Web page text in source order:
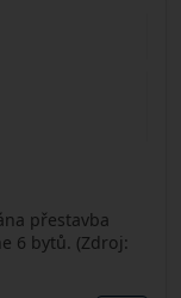
je
a pro
vysoké
přestavba
6 bytů. (Zdroj: